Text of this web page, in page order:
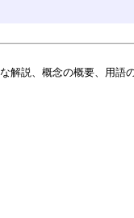
解説、概念の概要、用語